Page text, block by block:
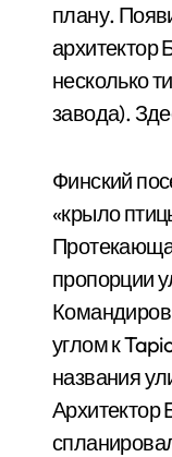
плану.
архитектор
несколько
завода).
Финский
«крыло
пропорции
углом к
названия
Архитектор